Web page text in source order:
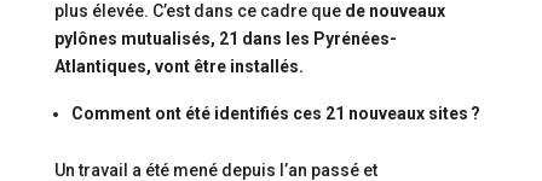
plus élevée. C’est dans ce cadre que de nouveaux
pylônes mutualisés, 21 dans les Pyrénées-
Atlantiques, vont être installés.
Comment ont été identifiés ces 21 nouveaux sites ?
Un travail a été mené depuis l’an passé et